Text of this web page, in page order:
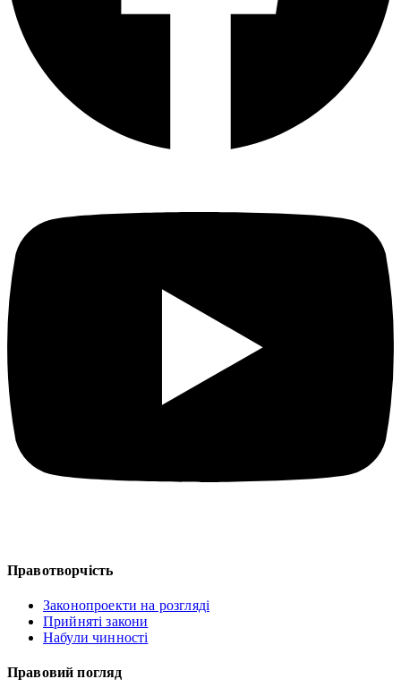
Правотворчість
Законопроекти на розгляді
Прийняті закони
Набули чинності
Правовий погляд